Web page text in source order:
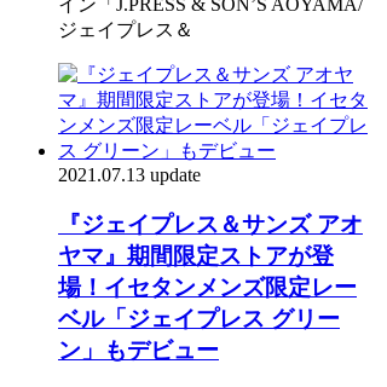
ジェイプレス＆
2021.07.13 update
『ジェイプレス＆サンズ アオ
ヤマ』期間限定ストアが登
場！イセタンメンズ限定レー
ベル「ジェイプレス グリー
ン」もデビュー